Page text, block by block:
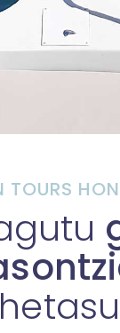
TOURS